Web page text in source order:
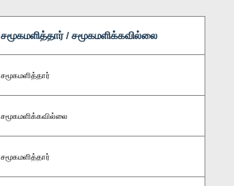
சமூகமளித்தார் / சமூகமளிக்கவில்லை
சமூகமளித்தார்
சமூகமளிக்கவில்லை
சமூகமளித்தார்